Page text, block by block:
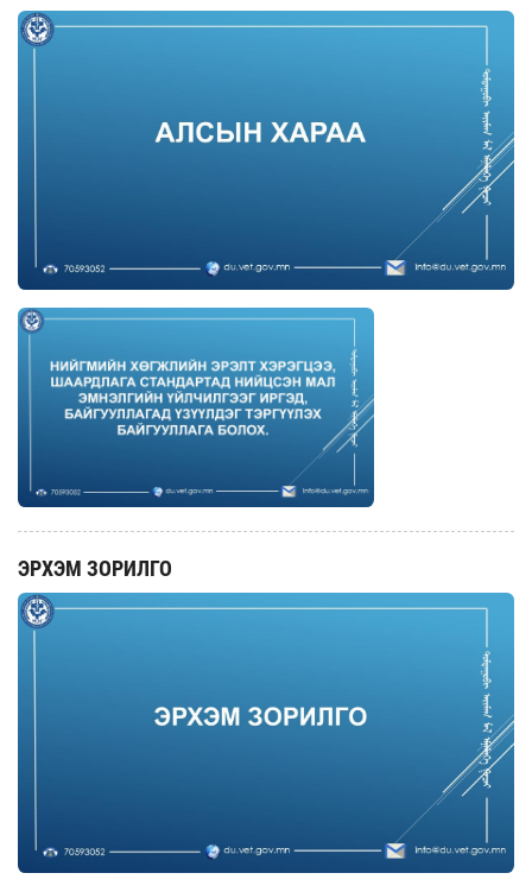
ЭРХЭМ ЗОРИЛГО